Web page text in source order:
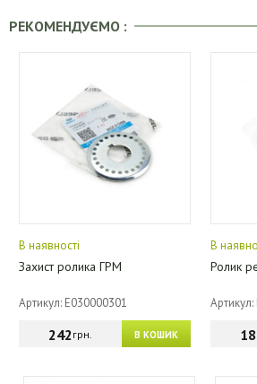
РЕКОМЕНДУЄМО :
В наявності
Захист ролика ГРМ
Артикул: E030000301
В КОШИК
242грн.
В
Ролик